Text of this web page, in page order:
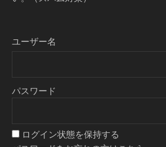
ユーザー名
パスワード
ログイン状態を保持する